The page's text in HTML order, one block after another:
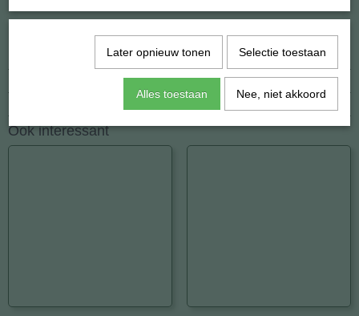
8720195868637
6,00 g
Ook interessant
Later opnieuw tonen Selectie toestaan
Alles toestaan Nee, niet akkoord